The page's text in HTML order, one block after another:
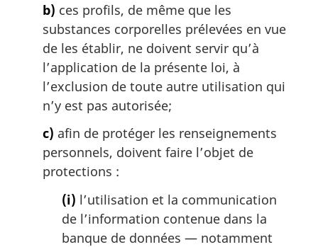
b) ces profils, de même que les
substances corporelles prélevées en vue
de les établir, ne doivent servir qu’à
l’application de la présente loi, à
l’exclusion de toute autre utilisation qui
n’y est pas autorisée;
c) afin de protéger les renseignements
personnels, doivent faire l’objet de
protections :
(i) l’utilisation et la communication
de l’information contenue dans la
banque de données — notamment